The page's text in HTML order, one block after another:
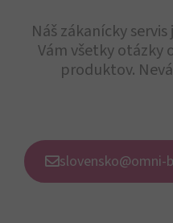
Náš zákanícky
Vám všetky otázky
produktov.
slovensko@omni-